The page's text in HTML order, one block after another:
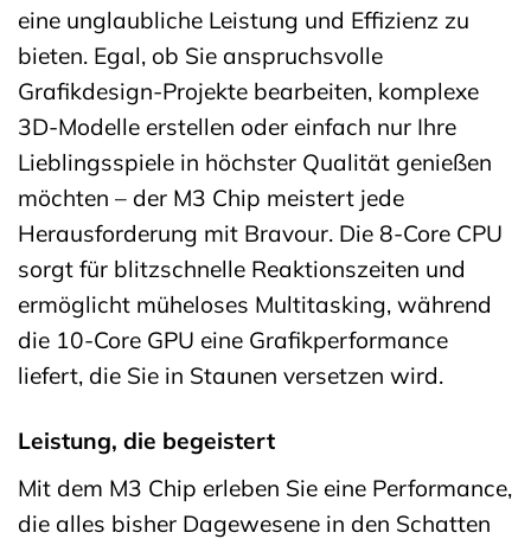
eine unglaubliche Leistung und Effizienz zu
bieten. Egal, ob Sie anspruchsvolle
Grafikdesign-Projekte bearbeiten, komplexe
3D-Modelle erstellen oder einfach nur Ihre
Lieblingsspiele in höchster Qualität genießen
möchten – der M3 Chip meistert jede
Herausforderung mit Bravour. Die 8-Core CPU
sorgt für blitzschnelle Reaktionszeiten und
ermöglicht müheloses Multitasking, während
die 10-Core GPU eine Grafikperformance
liefert, die Sie in Staunen versetzen wird.
Leistung, die begeistert
Mit dem M3 Chip erleben Sie eine Performance,
die alles bisher Dagewesene in den Schatten